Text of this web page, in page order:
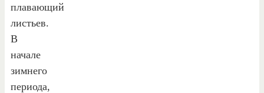
плавающий
листьев.
В
начале
зимнего
периода,